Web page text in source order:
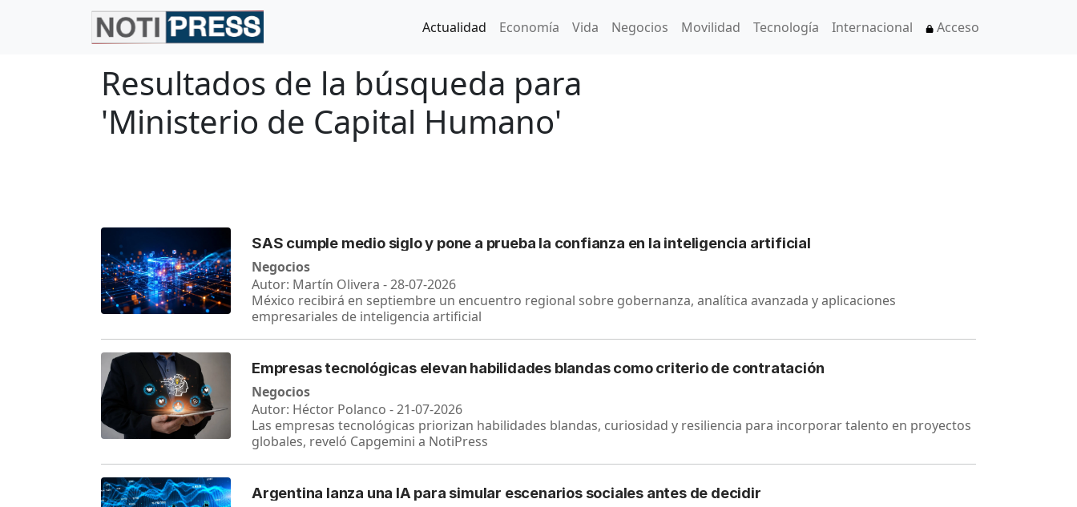
Actualidad Economía Vida Negocios Movilidad Tecnología Internacional Acceso
Resultados de la búsqueda para
'Ministerio de Capital Humano'
SAS cumple medio siglo y pone a prueba la confianza en la inteligencia artificial
Negocios
Autor: Martín Olivera - 28-07-2026
México recibirá en septiembre un encuentro regional sobre gobernanza, analítica avanzada y aplicaciones
empresariales de inteligencia artificial
Empresas tecnológicas elevan habilidades blandas como criterio de contratación
Negocios
Autor: Héctor Polanco - 21-07-2026
Las empresas tecnológicas priorizan habilidades blandas, curiosidad y resiliencia para incorporar talento en proyectos
globales, reveló Capgemini a NotiPress
Argentina lanza una IA para simular escenarios sociales antes de decidir